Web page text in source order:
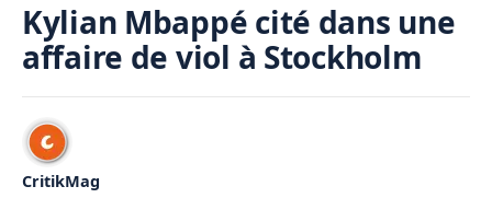
Kylian Mbappé cité dans une
affaire de viol à Stockholm
CritikMag